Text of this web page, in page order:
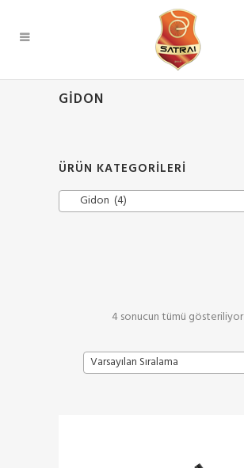
GIDON
ÜRÜN KATEGORILERI
Gidon (4)
4 sonucun tümü gösteriliyor
Varsayılan Sıralama